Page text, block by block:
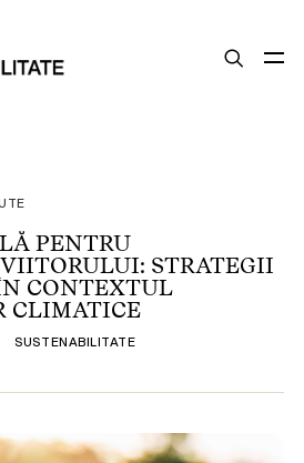
PENTRU
STRATEGII
CONTEXTUL
CLIMATICE
SUSTENABILITATE